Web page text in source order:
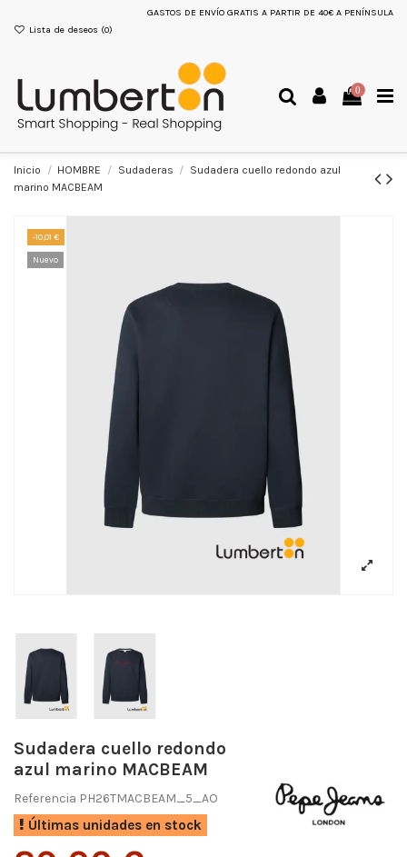
GASTOS DE ENVÍO GRATIS A PARTIR DE 40€ A PENÍNSULA
Lista de deseos (0)
0
Inicio HOMBRE Sudaderas
Sudadera cuello redondo azul
marino MACBEAM
-10,01 €
Nuevo
Sudadera cuello redondo
azul marino MACBEAM
Referencia PH26TMACBEAM_5_AO
Últimas unidades en stock